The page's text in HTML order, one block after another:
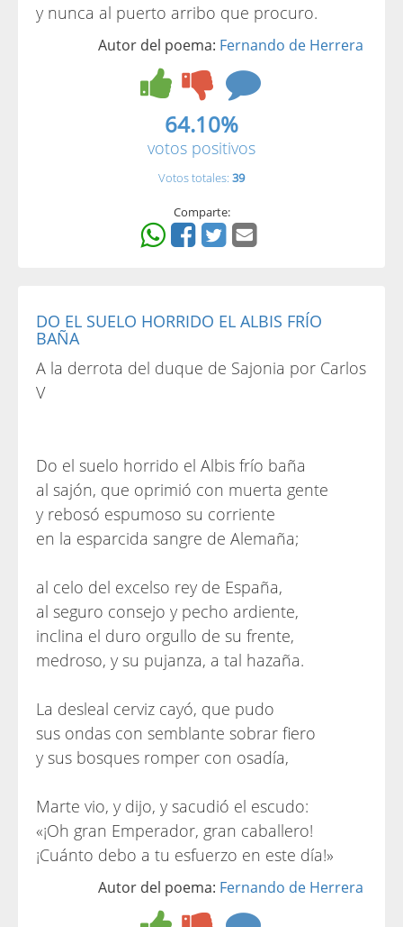
y nunca al puerto arribo que procuro.
Autor del poema: Fernando de Herrera
64.10%
votos positivos
Votos totales: 39
Comparte:
DO EL SUELO HORRIDO EL ALBIS FRÍO
BAÑA
A la derrota del duque de Sajonia por Carlos
V
Do el suelo horrido el Albis frío baña
al sajón, que oprimió con muerta gente
y rebosó espumoso su corriente
en la esparcida sangre de Alemaña;
al celo del excelso rey de España,
al seguro consejo y pecho ardiente,
inclina el duro orgullo de su frente,
medroso, y su pujanza, a tal hazaña.
La desleal cerviz cayó, que pudo
sus ondas con semblante sobrar fiero
y sus bosques romper con osadía,
Marte vio, y dijo, y sacudió el escudo:
«¡Oh gran Emperador, gran caballero!
¡Cuánto debo a tu esfuerzo en este día!»
Autor del poema: Fernando de Herrera